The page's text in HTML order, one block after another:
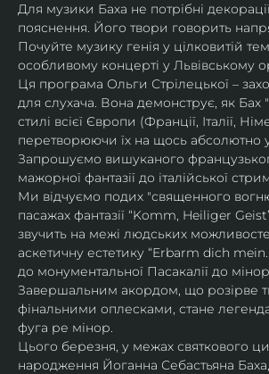
Для музики Баха не потрібні
пояснення. Його твори говорить
Почуйте музику генія у цілковитій
особливому концерті у Львівському
Ця програма Ольги Стрілецької –
для слухача. Вона демонструє, як Бах
стилі всієї Європи (Франції, Італії,
перетворюючи їх на щось абсолютно
Запрошуємо вишуканого
мажорної фантазії до італійської
Ми відчуємо подих "священного
пасажах фантазії “Komm, Heiliger
звучить на межі людських
аскетичну естетику “Erbarm dich
до монументальної Пасакалії до
​Завершальним акордом, що розірве
фінальними оплесками, стане
фуга ре мінор.
Цього березня, у межах святкового
народження Йоганна Себастьяна